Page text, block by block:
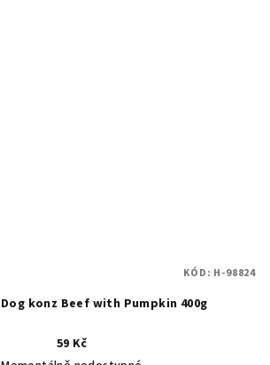
konz Beef with Pumpkin 400g
59 Kč
KÓD: H-98824